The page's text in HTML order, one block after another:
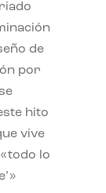
de
por
hito
vive
lo